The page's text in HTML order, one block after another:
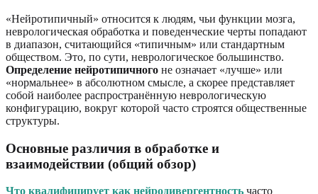
«Нейротипичный» относится к людям, чьи функции мозга,
неврологическая обработка и поведенческие черты попадают
в диапазон, считающийся «типичным» или стандартным
обществом. Это, по сути, неврологическое большинство.
Определение нейротипичного не означает «лучше» или
«нормальнее» в абсолютном смысле, а скорее представляет
собой наиболее распространённую неврологическую
конфигурацию, вокруг которой часто строятся общественные
структуры.
Основные различия в обработке и
взаимодействии (общий обзор)
Что квалифицирует как нейродивергентность часто